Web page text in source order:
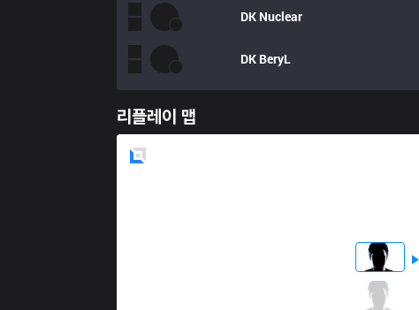
DK Nuclear
DK BeryL
리플레이 맵